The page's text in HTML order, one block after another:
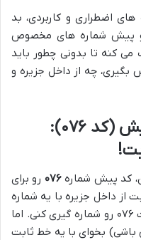
اضطراری و کاربردی، بد
پیش شماره های مخصوص
کنه تا بدونی چطور باید
چه از داخل جزیره و
پیش شماره تلفن ثابت کیش (کد ۰۷۶):
کد پیش شماره۰۷۶ رو برای
از داخل جزیره با یه شماره
ثابت دیگه تماس بگیری، نیازی نیست ۰۷۶ رو شماره گیری کنی. اما
باشی) بخوای با یه خط ثابت